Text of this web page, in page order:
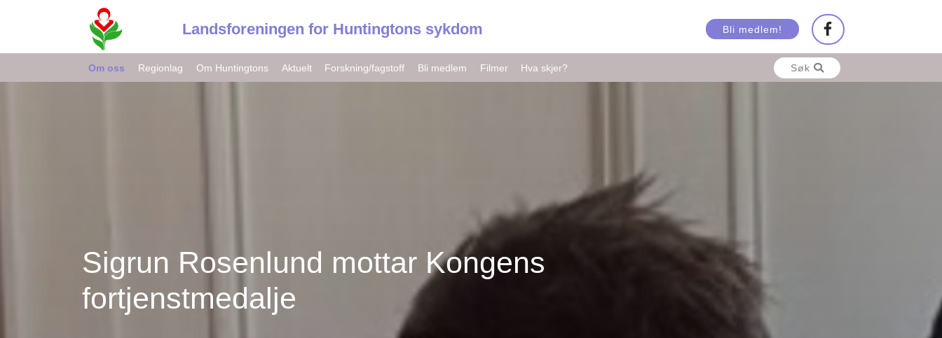
Landsforeningen for Huntingtons sykdom Bli medlem!
Om oss Regionlag Om Huntingtons Aktuelt Forskning/fagstoff Bli medlem Filmer Hva skjer? Søk
Sigrun Rosenlund mottar Kongens
fortjenstmedalje